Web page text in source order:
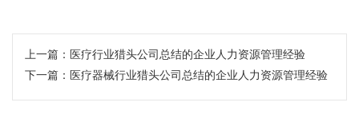
上一篇： 医疗行业猎头公司总结的企业人力资源管理经验
下一篇： 医疗器械行业猎头公司总结的企业人力资源管理经验